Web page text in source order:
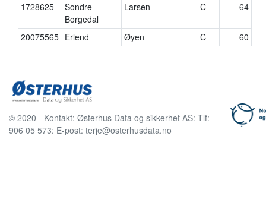
1728625
Sondre
Borgedal
Larsen C 64
20075565 Erlend Øyen C 60
© 2020 - Kontakt: Østerhus Data og sikkerhet AS: Tlf:
906 05 573: E-post: terje@osterhusdata.no